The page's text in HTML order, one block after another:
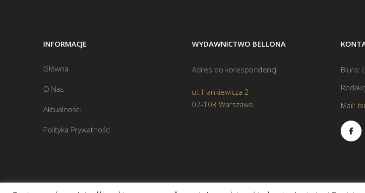
INFORMACJE
Główna
O Nas
Aktualności
Polityka Prywatności
WYDAWNICTWO BELLONA
Adres do korespondencji
ul. Hankiewicza 2
02-103 Warszawa
Biuro:
Mail: